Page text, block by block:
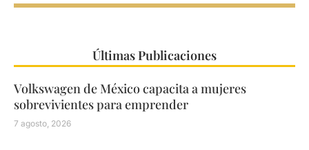
Últimas Publicaciones
Volkswagen de México capacita a mujeres
sobrevivientes para emprender
7 agosto, 2026